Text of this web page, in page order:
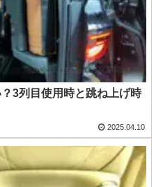
3列目使用時と跳ね上げ時
2025.04.10